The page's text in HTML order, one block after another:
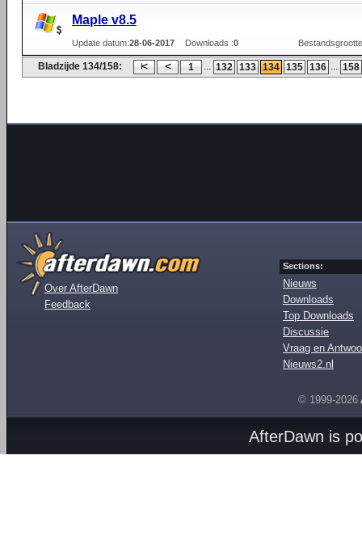
Maple v8.5
Update datum:28-06-2017 Downloads :0
Bladzijde 134/158: 1 ... 132 133 134 135 136 ... 158
Over AfterDawn
Feedback
Sections:
Nieuws
Downloads
Top Downloads
Discussie
Vraag en
Nieuws2.nl
© 1999-2026
AfterDawn is